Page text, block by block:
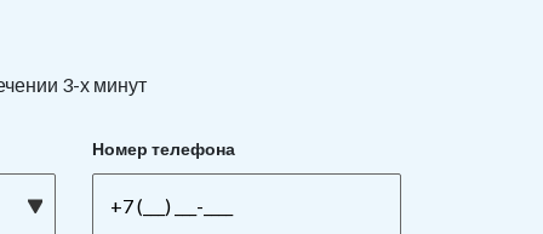
3-х минут
Номер телефона